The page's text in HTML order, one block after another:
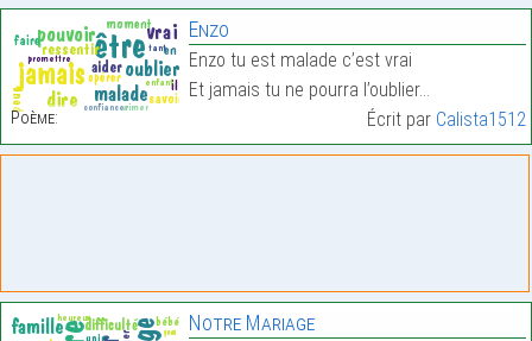
Poème:
Enzo
Enzo tu est malade c’est vrai
Et jamais tu ne pourra l’oublier…
Écrit par Calista1512
Notre Mariage